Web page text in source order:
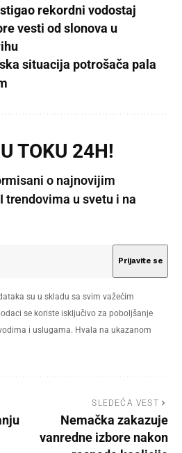
rekordni vodostaj
vesti od slonova u
situacija potrošača pala
TOKU 24H!
o najnovijim
trendovima u svetu i na
su u skladu sa svim važećim
se koriste isključivo za poboljšanje
i uslugama. Hvala na ukazanom
SLEDEĆA VEST
Nemačka zakazuje
vanredne izbore nakon